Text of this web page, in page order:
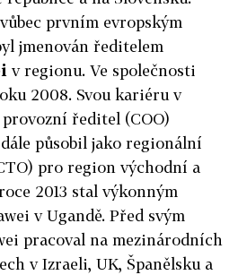
prvním evropským
jmenován ředitelem
v regionu. Ve společnosti
2008. Svou kariéru v
ředitel (COO)
působil jako regionální
pro region východní a
2013 stal výkonným
v Ugandě. Před svým
pracoval na mezinárodních
v Izraeli, UK, Španělsku a